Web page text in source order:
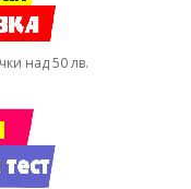
над 50 лв.